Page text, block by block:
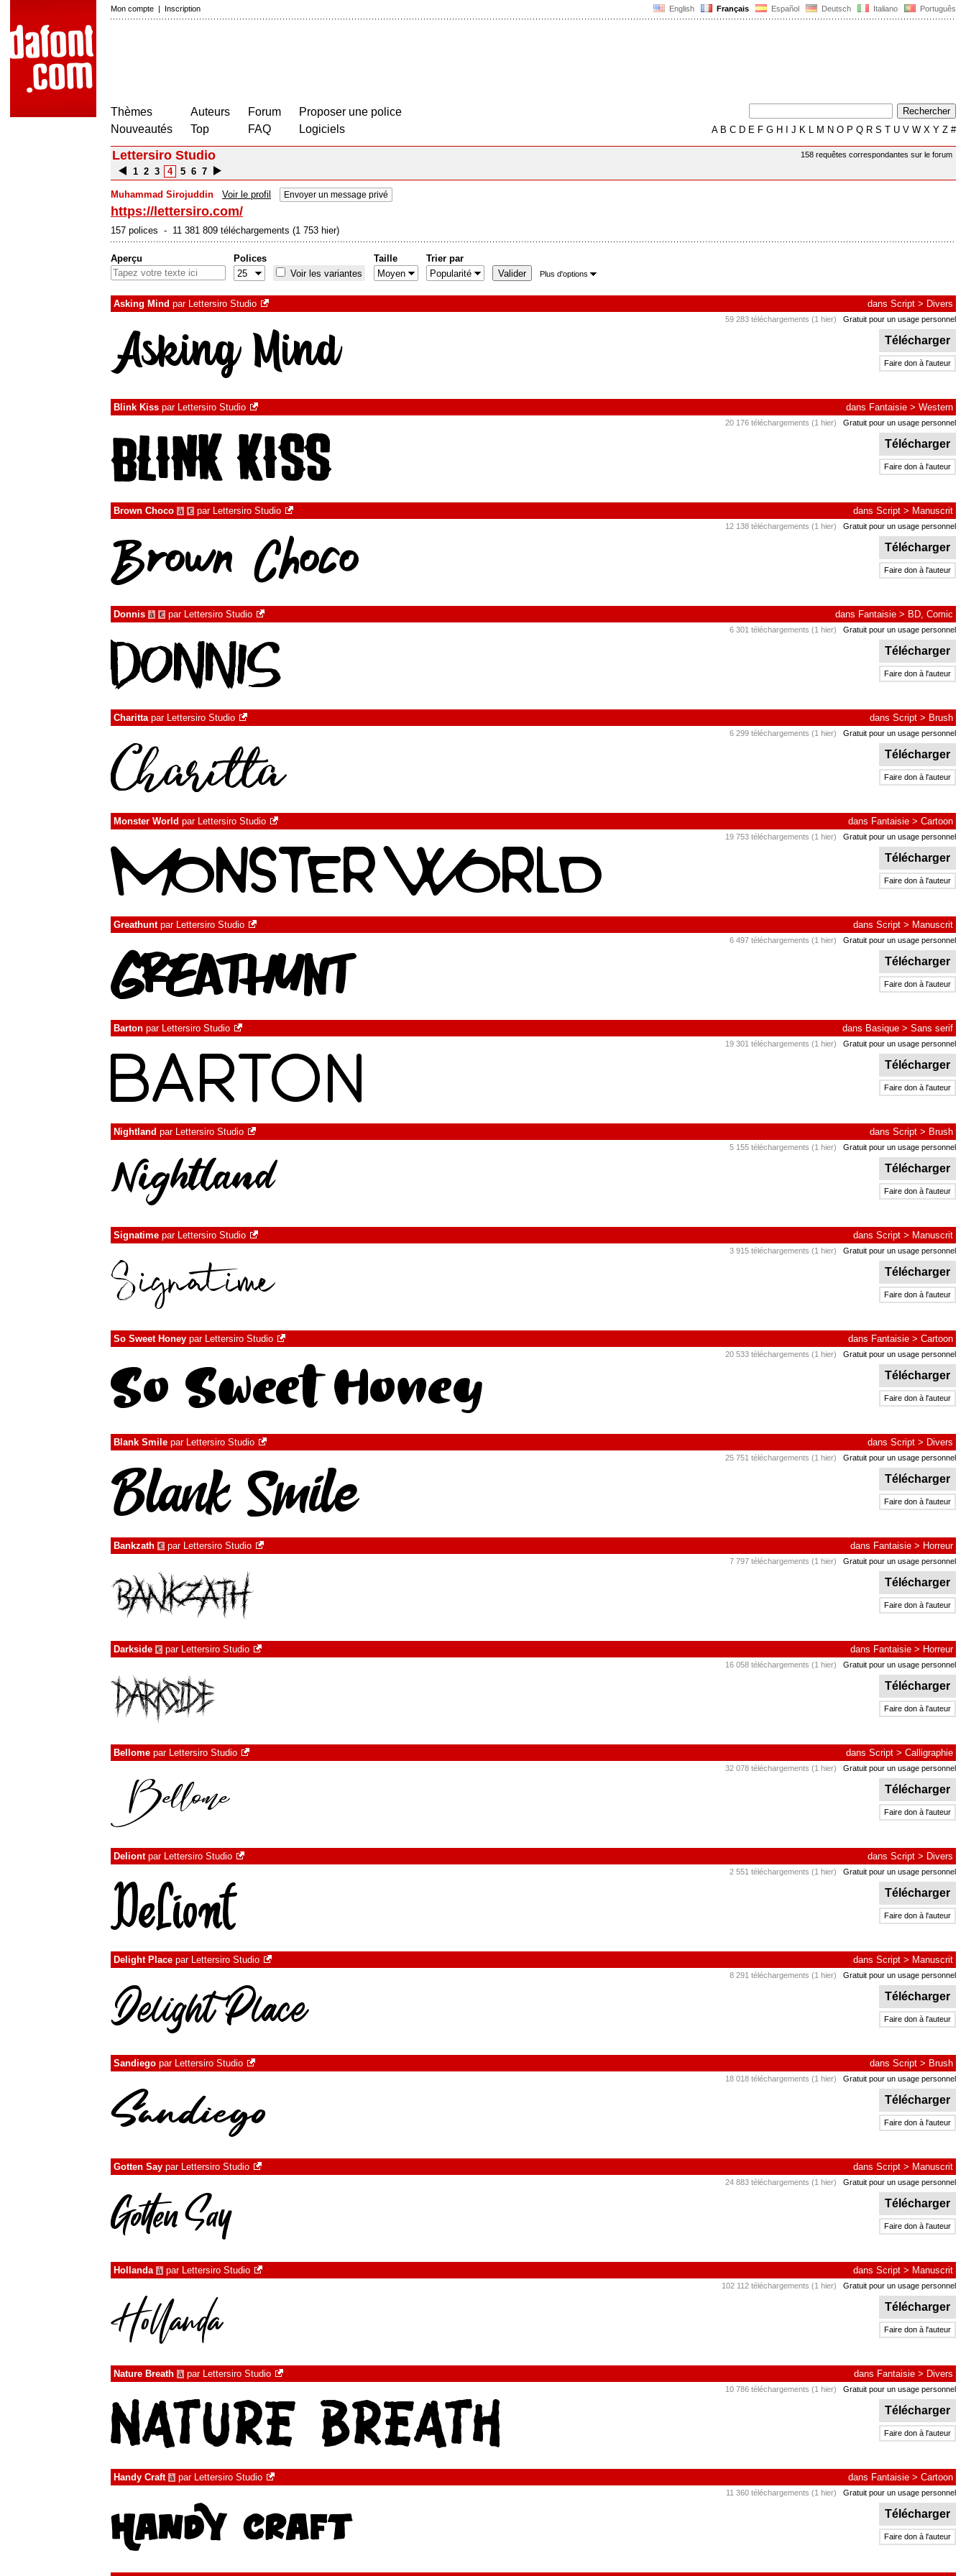
English Français Español Deutsch Italiano Português
Mon compte | Inscription
Thèmes
Nouveautés
Auteurs
Top
Forum
FAQ
Proposer une police
Logiciels
AB C D E F G H J K L M N O P Q R S T U V W X Y Z #
158 requêtes correspondantes sur le forum
Lettersiro Studio
1 2 3 4 5 6 7
Muhammad Sirojuddin Voir le profil Envoyer un message privé
https://lettersiro.com/
157 polices - 11 381 809 téléchargements (1 753 hier)
Aperçu
Polices
Voir les variantes
Taille Trier par
Plus d'options
Asking Mind par Lettersiro Studio dans Script > Divers
59 283 téléchargements (1 hier) Gratuit pour un usage personnel
Télécharger
Faire don à l'auteur
Blink Kiss par Lettersiro Studio dans Fantaisie > Western
20 176 téléchargements (1 hier) Gratuit pour un usage personnel
Télécharger
Faire don à l'auteur
Brown Choco à € par Lettersiro Studio dans Script > Manuscrit
12 138 téléchargements (1 hier) Gratuit pour un usage personnel
Télécharger
Faire don à l'auteur
Donnis à € par Lettersiro Studio dans Fantaisie > BD, Comic
6 301 téléchargements (1 hier) Gratuit pour un usage personnel
Télécharger
Faire don à l'auteur
Charittapar Lettersiro Studio dans Script > Brush
6 299 téléchargements (1 hier) Gratuit pour un usage personnel
Télécharger
Faire don à l'auteur
Monster World par Lettersiro Studio dans Fantaisie > Cartoon
19 753 téléchargements (1 hier) Gratuit pour un usage personnel
Télécharger
Faire don à l'auteur
Greathuntpar Lettersiro Studio dans Script > Manuscrit
6 497 téléchargements (1 hier) Gratuit pour un usage personnel
Télécharger
Faire don à l'auteur
Barton par Lettersiro Studio dans Basique > Sans serif
19 301 téléchargements (1 hier) Gratuit pour un usage personnel
Télécharger
Faire don à l'auteur
Nightland par Lettersiro Studio dans Script > Brush
5 155 téléchargements (1 hier) Gratuit pour un usage personnel
Télécharger
Faire don à l'auteur
Signatime par Lettersiro Studio dans Script > Manuscrit
3 915 téléchargements (1 hier) Gratuit pour un usage personnel
Télécharger
Faire don à l'auteur
So Sweet Honey par Lettersiro Studio dans Fantaisie > Cartoon
20 533 téléchargements (1 hier) Gratuit pour un usage personnel
Télécharger
Faire don à l'auteur
Blank Smile par Lettersiro Studio dans Script > Divers
25 751 téléchargements (1 hier) Gratuit pour un usage personnel
Télécharger
Faire don à l'auteur
Bankzath € par Lettersiro Studio dans Fantaisie > Horreur
7 797 téléchargements (1 hier) Gratuit pour un usage personnel
Télécharger
Faire don à l'auteur
Darkside € par Lettersiro Studio dans Fantaisie > Horreur
16 058 téléchargements (1 hier) Gratuit pour un usage personnel
Télécharger
Faire don à l'auteur
Bellome par Lettersiro Studio dans Script > Calligraphie
32 078 téléchargements (1 hier) Gratuit pour un usage personnel
Télécharger
Faire don à l'auteur
Deliontpar Lettersiro Studio dans Script > Divers
2 551 téléchargements (1 hier) Gratuit pour un usage personnel
Télécharger
Faire don à l'auteur
Delight Place par Lettersiro Studio dans Script > Manuscrit
8 291 téléchargements (1 hier) Gratuit pour un usage personnel
Télécharger
Faire don à l'auteur
Sandiego par Lettersiro Studio dans Script > Brush
18 018 téléchargements (1 hier) Gratuit pour un usage personnel
Télécharger
Faire don à l'auteur
Gotten Say par Lettersiro Studio dans Script > Manuscrit
24 883 téléchargements (1 hier) Gratuit pour un usage personnel
Télécharger
Faire don à l'auteur
Hollanda à par Lettersiro Studio dans Script > Manuscrit
102 112 téléchargements (1 hier) Gratuit pour un usage personnel
Télécharger
Faire don à l'auteur
Nature Breath à par Lettersiro Studio dans Fantaisie > Divers
10 786 téléchargements (1 hier) Gratuit pour un usage personnel
Télécharger
Faire don à l'auteur
Handy Craft à par Lettersiro Studio dans Fantaisie > Cartoon
11 360 téléchargements (1 hier) Gratuit pour un usage personnel
Télécharger
Faire don à l'auteur